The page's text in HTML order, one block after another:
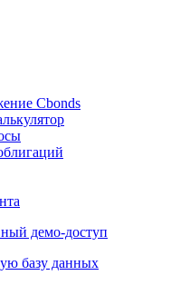
Cbonds
демо-доступ
базу данных